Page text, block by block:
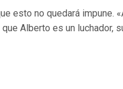
esto no quedará impune.
Alberto es un luchador,